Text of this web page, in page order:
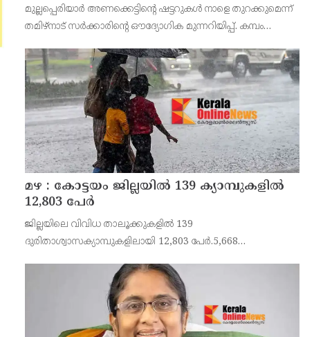
മുല്ലപ്പെരിയാർ അണക്കെട്ടിന്റെ ഷട്ടറുകൾ നാളെ തുറക്കുമെന്ന്
തമിഴ്‌നാട് സർക്കാരിന്റെ ഔദ്യോഗിക മുന്നറിയിപ്പ്. കമ്പം
നെൽകൃഷിക്കായി ജലം തുറന്നുവിടുന്ന ചടങ്ങിൽ തമിഴ്ന
മഴ : കോട്ടയം ജില്ലയിൽ 139 ക്യാമ്പുകളിൽ
12,803 പേര്‍
ജില്ലയിലെ വിവിധ താലൂക്കുകളിൽ 139
ദുരിതാശ്വാസക്യാമ്പുകളിലായി 12,803 പേർ.5,668
5,244 പുരുഷന്മാരും 5,813 സ്ത്രീകളും